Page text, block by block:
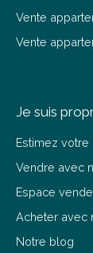
Vente
Vente
Je suis
Estimez votre
Vendre avec
Espace
Acheter avec
Notre blog